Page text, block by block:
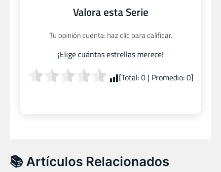
Valora esta Serie
Tu opinión cuenta: haz clic para calificar.
¡Elige cuántas estrellas merece!
[Total:0| Promedio:0]
📚 Artículos Relacionados